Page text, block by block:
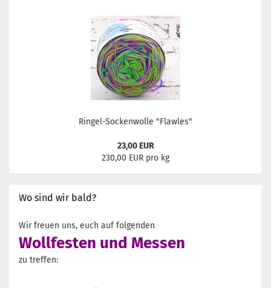
Ringel-Sockenwolle "Flawles"
23,00 EUR
230,00 EUR pro kg
Wo sind wir bald?
Wir freuen uns, euch auf folgenden
Wollfesten und Messen
zu treffen: